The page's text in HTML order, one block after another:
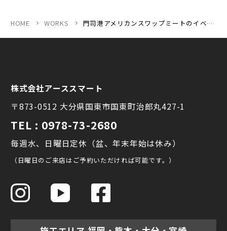
HOME WORKS 門司港アメリカンスワップミートのイベント出店の様子です
株式会社アーススマート
〒873-0512 大分県国東市国東町治郎丸427-1
TEL : 0978-73-2680
毎週水、日曜日定休（盆、年末年始は休み）
（日曜日のご来店はご予約いただければ可能です。）